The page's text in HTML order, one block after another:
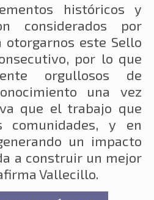
históricos y
considerados por
otorgarnos este Sello
por lo que
orgullosos de
una vez
que el trabajo que
comunidades, y en
un impacto
a construir un mejor
Vallecillo.